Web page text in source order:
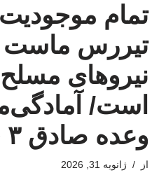
تمام موجودیت
تیررس
نیروهای
است/
وعده صادق ۳ فراتر است
از ژانویه 31, 2026